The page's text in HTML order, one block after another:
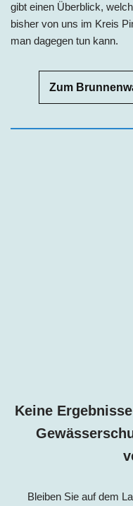
gibt einen Überblick,
bisher von uns im Kreis
man dagegen tun kann.
Zum
Keine
Bleiben Sie auf dem